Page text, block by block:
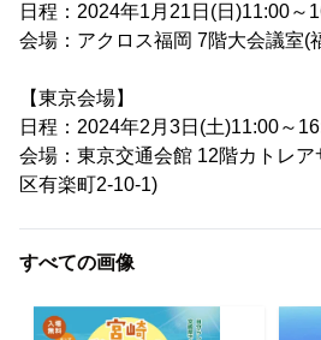
日程：2024年1月21日(日)11:00～
会場：アクロス福岡 7階大会議室(
【東京会場】
日程：2024年2月3日(土)11:00～
会場：東京交通会館 12階カトレア
区有楽町2-10-1)
すべての画像